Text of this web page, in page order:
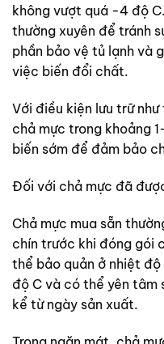
không vượt quá -4 độ
thường xuyên để tránh
phần bảo vệ tủ lạnh và
việc biến đổi chất.
Với điều kiện lưu trữ
chả mực trong khoảng
biến sớm để đảm bảo
Đối với chả mực đã
Chả mực mua sẵn
chín trước khi đóng gói
thể bảo quản ở nhiệt
độ C và có thể yên tâm
kể từ ngày sản xuất.